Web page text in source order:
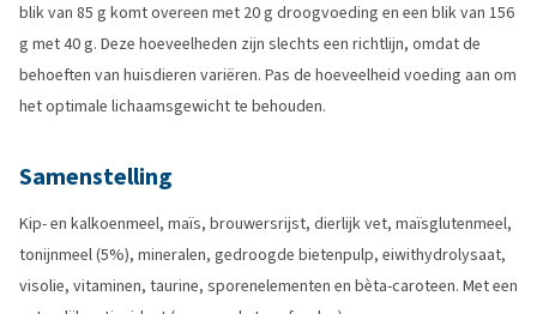
blik van 85 g komt overeen met 20 g droogvoeding en een blik van 156
g met 40 g. Deze hoeveelheden zijn slechts een richtlijn, omdat de
behoeften van huisdieren variëren. Pas de hoeveelheid voeding aan om
het optimale lichaamsgewicht te behouden.
Samenstelling
Kip- en kalkoenmeel, maïs, brouwersrijst, dierlijk vet, maïsglutenmeel,
tonijnmeel (5%), mineralen, gedroogde bietenpulp, eiwithydrolysaat,
visolie, vitaminen, taurine, sporenelementen en bèta-caroteen. Met een